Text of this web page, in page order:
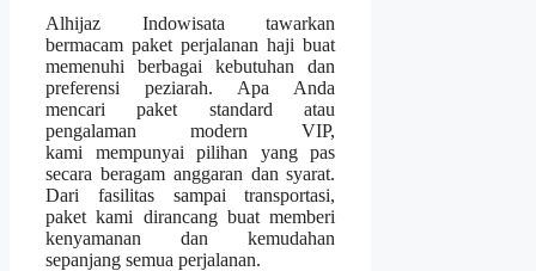
Alhijaz Indowisata tawarkan
bermacam paket perjalanan haji buat
memenuhi berbagai kebutuhan dan
preferensi peziarah. Apa Anda
mencari paket standard atau
pengalaman modern VIP,
kami mempunyai pilihan yang pas
secara beragam anggaran dan syarat.
Dari fasilitas sampai transportasi,
paket kami dirancang buat memberi
kenyamanan dan kemudahan
sepanjang semua perjalanan.